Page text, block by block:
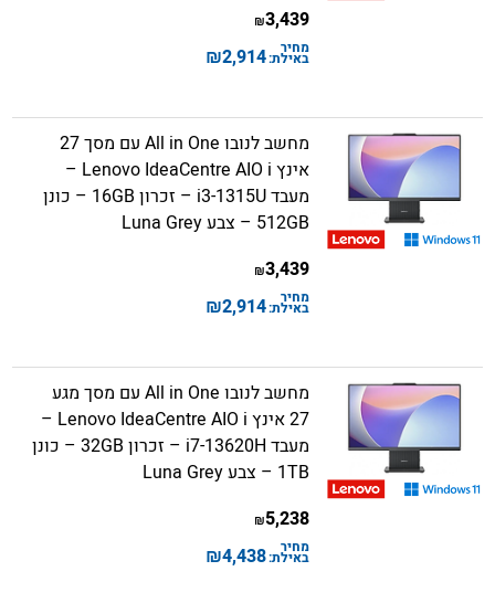
3,439
₪
מחיר
באילת:2,914
₪
מחשב לנובו All in One עם מסך 27
אינץ Lenovo IdeaCentre AIO i –
מעבד i3-1315U – זכרון 16GB – כונן
512GB – צבע Luna Grey
3,439
₪
מחיר
באילת:2,914
₪
מחשב לנובו All in One עם מסך מגע
27 אינץ Lenovo IdeaCentre AIO i –
מעבד i7-13620H – זכרון 32GB – כונן
1TB – צבע Luna Grey
5,238
₪
מחיר
באילת:4,438
₪